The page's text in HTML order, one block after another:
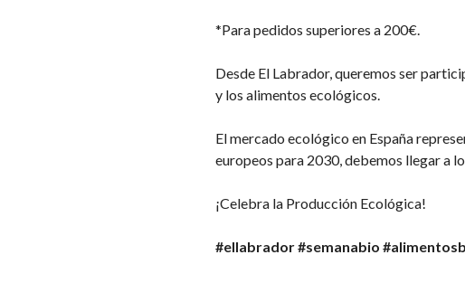
*Para pedidos superiores a 200€.
Desde El Labrador, queremos ser
y los alimentos ecológicos.
El mercado ecológico en España
europeos para 2030, debemos llegar a
¡Celebra la Producción Ecológica!
#ellabrador#semanabio